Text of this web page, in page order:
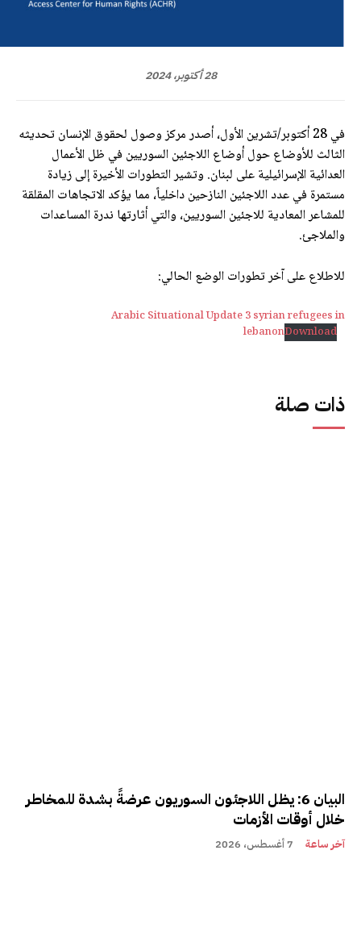
ذات صلة
البيان 6: يظل اللاجئون السوريون عرضةً بشدة للمخاطر
خلال أوقات الأزمات
آخر ساعة 7 أغسطس، 2026
28 أكتوبر، 2024
في 28 أكتوبر/تشرين الأول، أصدر مركز وصول لحقوق الإنسان تحديثه
الثالث للأوضاع حول أوضاع اللاجئين السوريين في ظل الأعمال
العدائية الإسرائيلية على لبنان. وتشير التطورات الأخيرة إلى زيادة
مستمرة في عدد اللاجئين النازحين داخلياً، مما يؤكد الاتجاهات المقلقة
للمشاعر المعادية للاجئين السوريين، والتي أثارتها ندرة المساعدات
والملاجئ.
للاطلاع على آخر تطورات الوضع الحالي:
Arabic Situational Update 3 syrian refugees in
lebanonDownload